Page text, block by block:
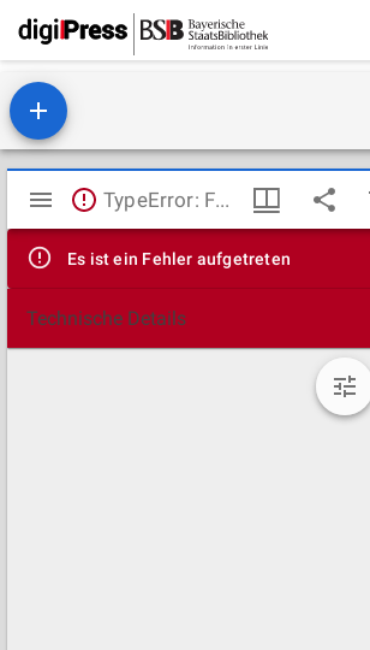
Mirador
Viewer
TypeError: Failed to fetch
Es ist ein Fehler aufgetreten
Technische Details